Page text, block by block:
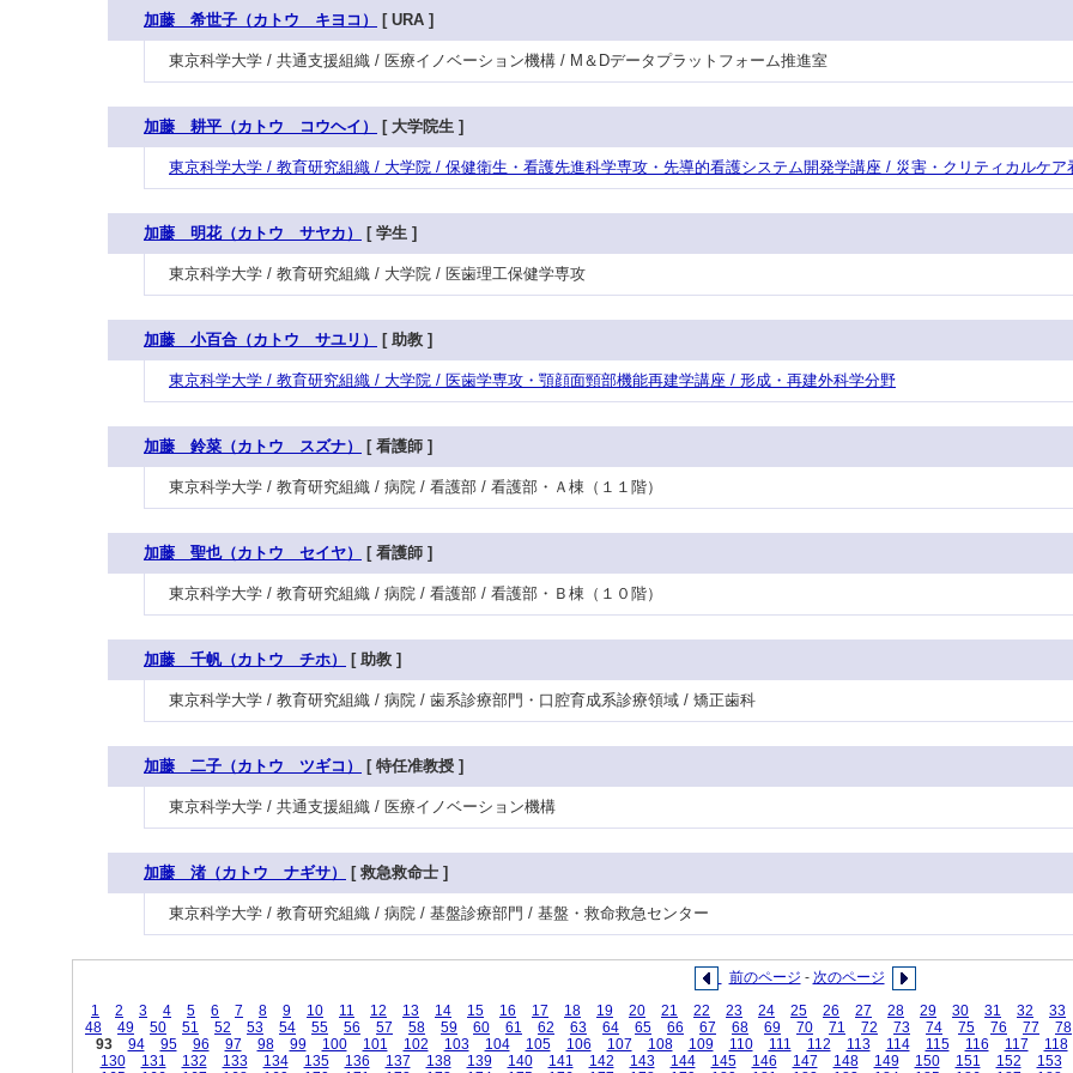
加藤 希世子（カトウ キヨコ） [ URA ]
東京科学大学 / 共通支援組織 / 医療イノベーション機構 / M＆Dデータプラットフォーム推進室
加藤 耕平（カトウ コウヘイ） [ 大学院生 ]
東京科学大学 / 教育研究組織 / 大学院 / 保健衛生・看護先進科学専攻・先導的看護システム開発学講座 / 災害・クリティカルケア
加藤 明花（カトウ サヤカ） [ 学生 ]
東京科学大学 / 教育研究組織 / 大学院 / 医歯理工保健学専攻
加藤 小百合（カトウ サユリ） [ 助教 ]
東京科学大学 / 教育研究組織 / 大学院 / 医歯学専攻・顎顔面頸部機能再建学講座 / 形成・再建外科学分野
加藤 鈴菜（カトウ スズナ） [ 看護師 ]
東京科学大学 / 教育研究組織 / 病院 / 看護部 / 看護部・Ａ棟（１１階）
加藤 聖也（カトウ セイヤ） [ 看護師 ]
東京科学大学 / 教育研究組織 / 病院 / 看護部 / 看護部・Ｂ棟（１０階）
加藤 千帆（カトウ チホ） [ 助教 ]
東京科学大学 / 教育研究組織 / 病院 / 歯系診療部門・口腔育成系診療領域 / 矯正歯科
加藤 二子（カトウ ツギコ） [ 特任准教授 ]
東京科学大学 / 共通支援組織 / 医療イノベーション機構
加藤 渚（カトウ ナギサ） [ 救急救命士 ]
東京科学大学 / 教育研究組織 / 病院 / 基盤診療部門 / 基盤・救命救急センター
前のページ - 次のページ
1
2 3 4 5 6 7 8 9 10 11 12 13 14 15 16 17 18 19 20 21 22 23 24 25 26 27 28 29 30 31 32 33
48
49 50 51 52 53 54 55 56 57 58 59 60 61 62 63 64 65 66 67 68 69 70 71 72 73 74 75 76 77 78
93
94 95 96 97 98 99 100 101 102 103 104 105 106 107 108 109 110 111 112 113 114 115 116 117 118
130
131 132 133 134 135 136 137 138 139 140 141 142 143 144 145 146 147 148 149 150 151 152 153